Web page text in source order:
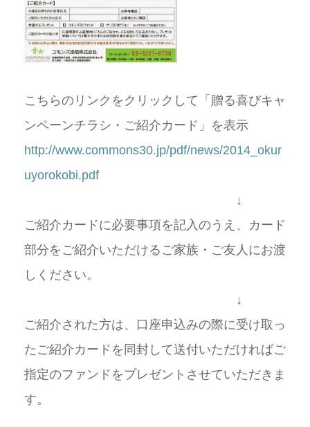
こちらのリンクをクリックして「贈る喜びキャ
ンペーンチラシ・ご紹介カード」を表示
http://www.commons30.jp/pdf/news/2014_okur
uyorokobi.pdf
↓
ご紹介カードに必要事項を記入のうえ、カード
部分をご紹介いただけるご家族・ご友人にお渡
しください。
↓
ご紹介された方は、口座申込みの際に受け取っ
たご紹介カードを同封して送付いただければご
指定のファンドをプレゼントさせていただきま
す。